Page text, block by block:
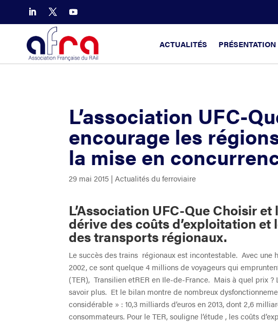
ACTUALITÉS PRÉSENTATION
L’association UFC-
encourage les
la mise en
29 mai 2015 | Actualités du ferroviaire
L’Association UFC-Que Choisir
dérive des coûts d’exploitation
des transports régionaux.
Le succès des trains régionaux est incontestable. Avec une
2002, ce sont quelque 4 millions de voyageurs qui
(TER), Transilien etRER en Ile-de-France. Mais à quel prix ?
savoir plus. Et le bilan montre de nombreux
considérable » : 10,3 milliards d’euros en 2013, dont 2,6
consommateurs. Pour le TER, souligne l’étude , les coûts